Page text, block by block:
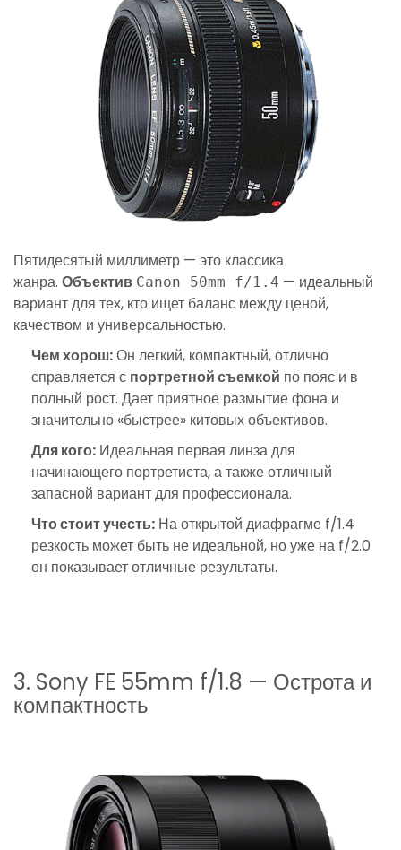
Пятидесятый миллиметр — это классика
жанра. Объектив Canon 50mm f/1.4 — идеальный
вариант для тех, кто ищет баланс между ценой,
качеством и универсальностью.
Чем хорош:Он легкий, компактный, отлично
справляется с портретной съемкой по пояс и в
полный рост. Дает приятное размытие фона и
значительно «быстрее» китовых объективов.
Для кого: Идеальная первая линза для
начинающего портретиста, а также отличный
запасной вариант для профессионала.
Что стоит учесть: На открытой диафрагме f/1.4
резкость может быть не идеальной, но уже на f/2.0
он показывает отличные результаты.
3. Sony FE 55mm f/1.8 — Острота и
компактность